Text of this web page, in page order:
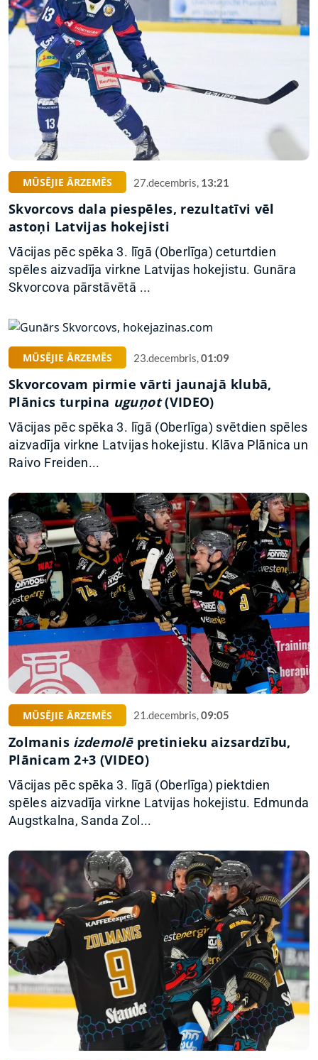
MŪSĒJIE ĀRZEMĒS 27.decembris, 13:21
Skvorcovs dala piespēles, rezultatīvi vēl
astoņi Latvijas hokejisti
Vācijas pēc spēka 3. līgā (Oberlīga) ceturtdien
spēles aizvadīja virkne Latvijas hokejistu. Gunāra
Skvorcova pārstāvētā ...
MŪSĒJIE ĀRZEMĒS 23.decembris, 01:09
Skvorcovam pirmie vārti jaunajā klubā,
Plānics turpina uguņot(VIDEO)
Vācijas pēc spēka 3. līgā (Oberlīga) svētdien spēles
aizvadīja virkne Latvijas hokejistu. Klāva Plānica un
Raivo Freiden...
MŪSĒJIE ĀRZEMĒS 21.decembris,09:05
Zolmanis izdemolēpretinieku aizsardzību,
Plānicam 2+3 (VIDEO)
Vācijas pēc spēka 3. līgā (Oberlīga) piektdien
spēles aizvadīja virkne Latvijas hokejistu. Edmunda
Augstkalna, Sanda Zol...